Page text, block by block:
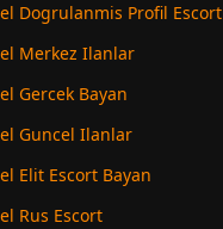
Dogrulanmis Profil Escort
Merkez Ilanlar
Gercek Bayan
Guncel Ilanlar
Elit Escort Bayan
Rus Escort